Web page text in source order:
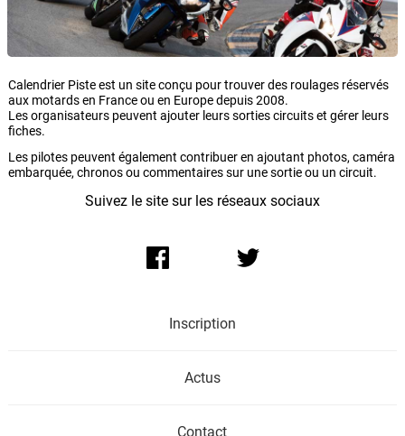
Calendrier Piste est un site conçu pour trouver des roulages réservés
aux motards en France ou en Europe depuis 2008.
Les organisateurs peuvent ajouter leurs sorties circuits et gérer leurs
fiches.
Les pilotes peuvent également contribuer en ajoutant photos, caméra
embarquée, chronos ou commentaires sur une sortie ou un circuit.
Suivez le site sur les réseaux sociaux
Inscription
Actus
Contact